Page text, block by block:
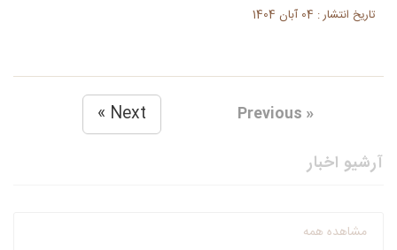
تاریخ انتشار : 04 آبان 1404
« Previous
Next »
آرشیو اخبار
مشاهده همه